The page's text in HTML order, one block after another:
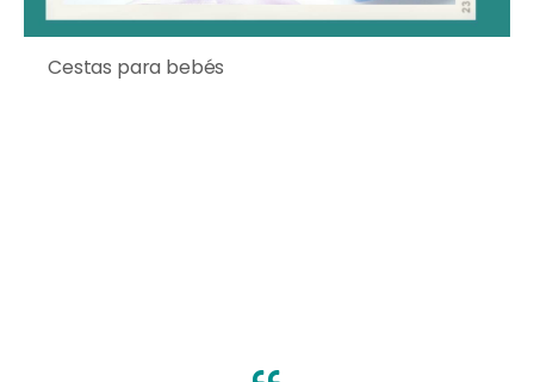
Cestas para bebés